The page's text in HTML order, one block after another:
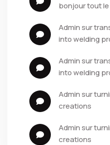
bonjour tout le
admin sur
into welding
admin sur
into welding
admin sur
creations
admin sur
creations